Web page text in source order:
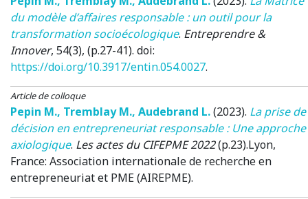
du modèle d’affaires responsable : un outil pour la
transformation socioécologique. Entreprendre &
Innover, 54(3), (p.27-41). doi:
https://doi.org/10.3917/entin.054.0027.
Article de colloque
Pepin M., Tremblay M., Audebrand L.(2023). La prise de
décision en entrepreneuriat responsable : Une approche
axiologique. Les actes du CIFEPME 2022(p.23).Lyon,
France: Association internationale de recherche en
entrepreneuriat et PME (AIREPME).